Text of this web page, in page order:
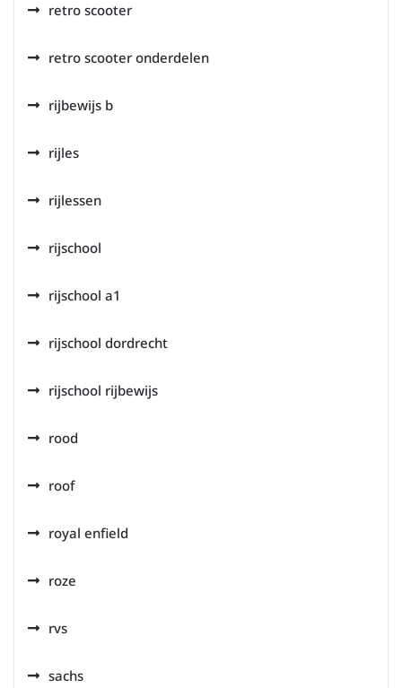
retro scooter
retro scooter onderdelen
rijbewijs b
rijles
rijlessen
rijschool
rijschool a1
rijschool dordrecht
rijschool rijbewijs
rood
roof
royal enfield
roze
rvs
sachs